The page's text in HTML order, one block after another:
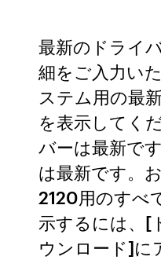
最新のドライ
細をご入力い
ステム用の最
を表示してく
バーは最新で
は最新です。
2120用のすべ
示するには、[
ウンロード]に